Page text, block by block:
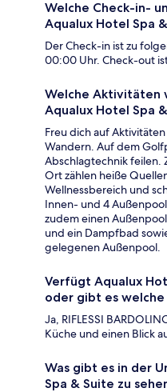
Welche Check-in-
Aqualux Hotel Spa
Der Check-in ist zu
00:00 Uhr. Check-out
Welche Aktivitäten
Aqualux Hotel Spa
Freu dich auf
Wandern. Auf dem
Abschlagtechnik feilen.
Ort zählen heiße
Wellnessbereich und
Innen- und 4
zudem einen
und ein Dampfbad
gelegenen Außenpool.
Verfügt Aqualux
oder gibt es welche
Ja, RIFLESSI
Küche und einen Blick
Was gibt es in der
Spa & Suite zu